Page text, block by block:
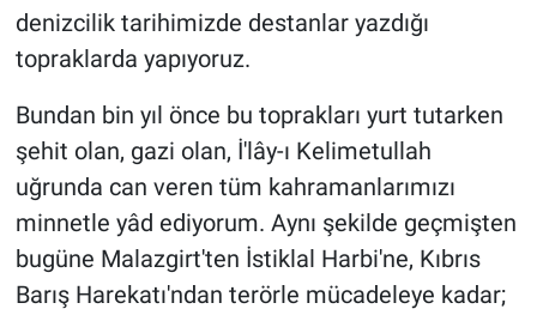
denizcilik tarihimizde destanlar yazdığı
topraklarda yapıyoruz.
Bundan bin yıl önce bu toprakları yurt tutarken
şehit olan, gazi olan, İ'lây-ı Kelimetullah
uğrunda can veren tüm kahramanlarımızı
minnetle yâd ediyorum. Aynı şekilde geçmişten
bugüne Malazgirt'ten İstiklal Harbi'ne, Kıbrıs
Barış Harekatı'ndan terörle mücadeleye kadar;